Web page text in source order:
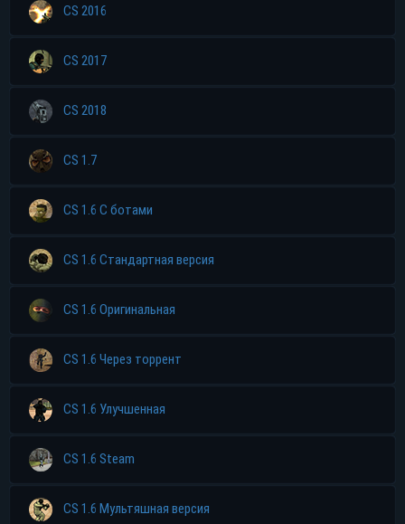
CS 2016
CS 2017
CS 2018
CS 1.7
CS 1.6 С ботами
CS 1.6 Стандартная версия
CS 1.6 Оригинальная
CS 1.6 Через торрент
CS 1.6 Улучшенная
CS 1.6 Steam
CS 1.6 Мультяшная версия